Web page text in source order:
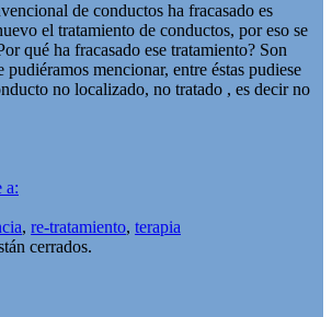
de conductos ha fracasado es
el tratamiento de conductos, por eso se
qué ha fracasado ese tratamiento? Son
pudiéramos mencionar, entre éstas pudiese
no localizado, no tratado , es decir no
a:
, re-tratamiento, terapia
cerrados.